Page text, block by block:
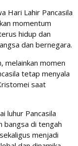
Hari Lahir Pancasila
momentum
hidup dan
dan bernegara.
melainkan momen
tetap menyala
saat
luhur Pancasila
bangsa di tengah
menjadi